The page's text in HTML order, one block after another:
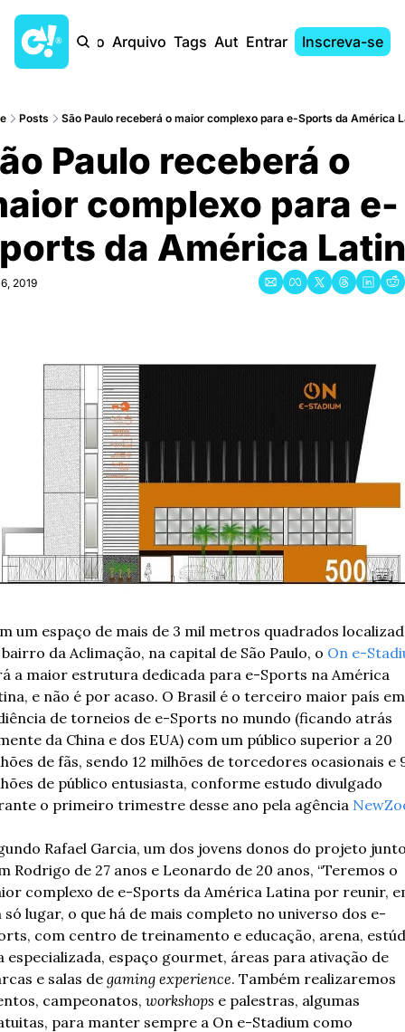
Início Arquivo Tags AutoresEntrar Inscreva-se
Posts São Paulo receberá o maior complexo para e-Sports da América
Paulo receberá o
complexo para e-
da América
2019
um espaço de mais de 3 mil metros quadrados
da Aclimação, na capital de São Paulo, o On e-
a maior estrutura dedicada para e-Sports na América
e não é por acaso. O Brasil é o terceiro maior país em
de torneios de e-Sports no mundo (ficando atrás
da China e dos EUA) com um público superior a 20
de fãs, sendo 12 milhões de torcedores ocasionais e
de público entusiasta, conforme estudo divulgado
o primeiro trimestre desse ano pela agência
Rafael Garcia, um dos jovens donos do projeto
Rodrigo de 27 anos e Leonardo de 20 anos, “Teremos o
complexo de e-Sports da América Latina por reunir,
só lugar, o que há de mais completo no universo dos e-
com centro de treinamento e educação, arena,
especializada, espaço gourmet, áreas para ativação de
e salas de gaming experience. Também realizaremos
campeonatos, workshops e palestras, algumas
para manter sempre a On e-Stadium como